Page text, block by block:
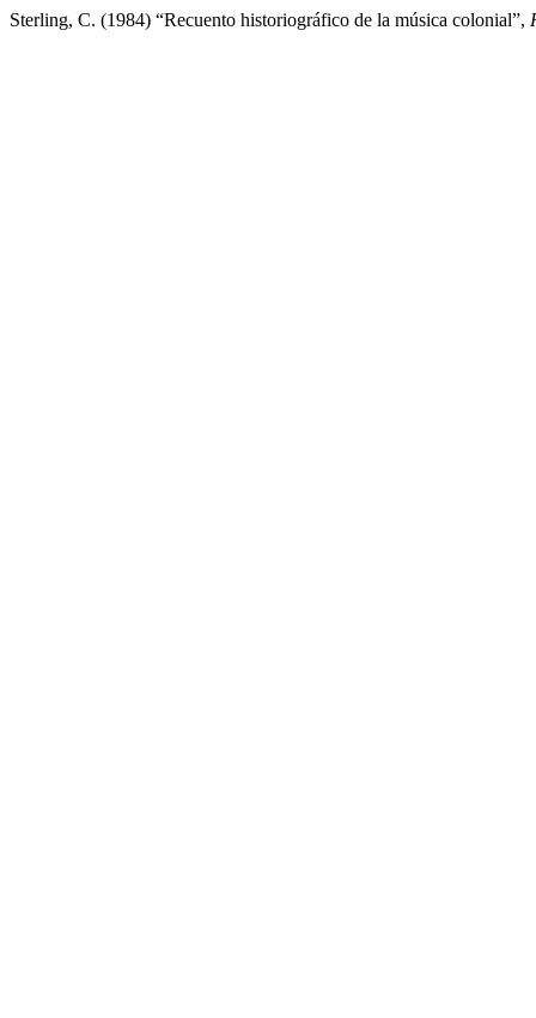
Sterling, C. (1984) “Recuento historiográfico de la música colonial”,